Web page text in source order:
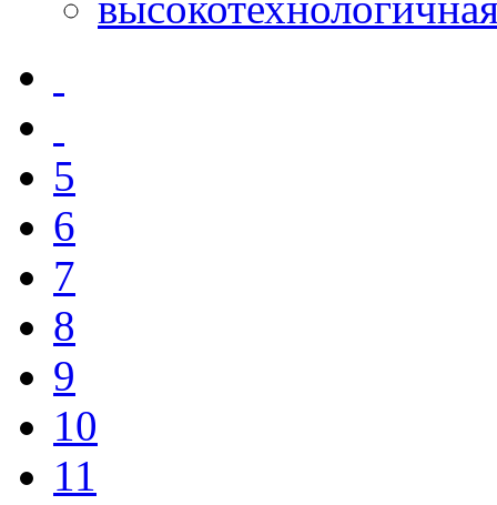
5
6
7
8
9
10
11